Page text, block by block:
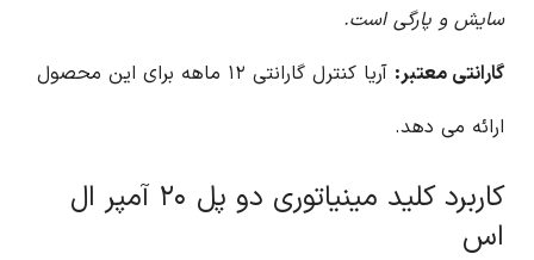
سایش و پارگی است.
گارانتی معتبر:
آریا کنترل گارانتی ۱۲ ماهه برای این محصول
ارائه می دهد.
کاربرد کلید مینیاتوری دو پل ۲۰ آمپر ال
اس